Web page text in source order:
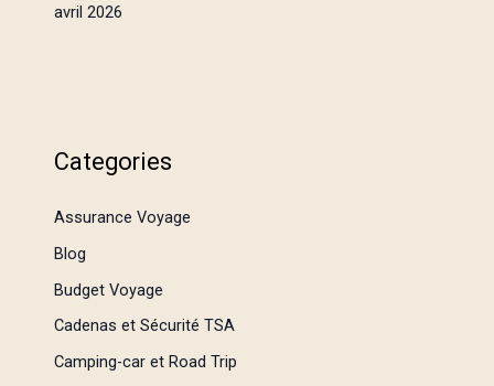
avril 2026
Categories
Assurance Voyage
Blog
Budget Voyage
Cadenas et Sécurité TSA
Camping-car et Road Trip